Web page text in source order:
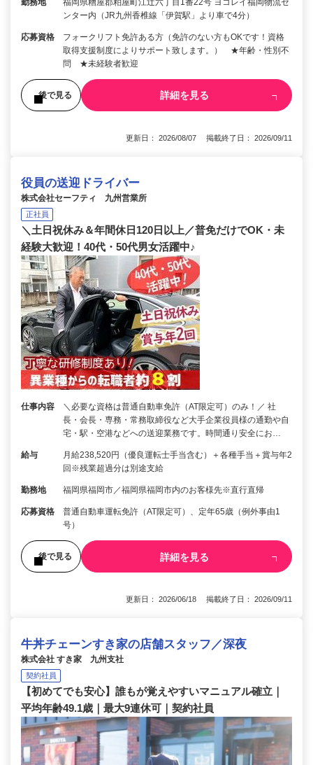
ンター内（JR九州香椎線「伊賀駅」より車で4分）
応募資格
フォークリフト免許ある方（免許のない方もOKです！資格
取得支援制度によりサポート致します。） ★年齢・性別不
問 ★未経験者歓迎
後で見る 詳細を見る
更新日： 2026/08/07 掲載終了日： 2026/09/11
役員の送迎ドライバー
株式会社セーフティ 九州営業所
正社員
＼土日祝休み＆年間休日120日以上／普免だけでOK・未
経験大歓迎！40代・50代男女活躍中♪
仕事内容
＼必要な資格は普通自動車免許（AT限定可）のみ！／ 社
長・会長・専務・常務取締役など大手企業役員様の通勤や自
宅・駅・空港などへの送迎業務です。時間通り安全にお…
給与
月給238,520円（優良運転士手当含む）＋各種手当＋賞与年2
回※残業超過分は別途支給
勤務地 福岡県福岡市／福岡県福岡市内のお客様先※直行直帰
応募資格
普通自動車運転免許（AT限定可）、定年65歳（例外事由1
号）
後で見る 詳細を見る
更新日： 2026/06/18 掲載終了日： 2026/09/11
牛丼チェーンすき家の店舗スタッフ／深夜
株式会社 すき家 九州支社
契約社員
【初めてでも安心】誰もが覚えやすいマニュアル確立｜
平均年齢49.1歳｜最大9連休可｜契約社員